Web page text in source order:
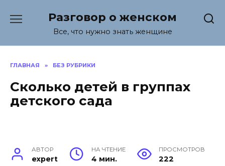
содержанию
Разговор о женском
Все, что нужно знать женщине
ГЛАВНАЯ » БЕЗ РУБРИКИ
Сколько детей в группах
детского сада
АВТОР
expert
НА ЧТЕНИЕ
4 мин.
ПРОСМОТРОВ
222